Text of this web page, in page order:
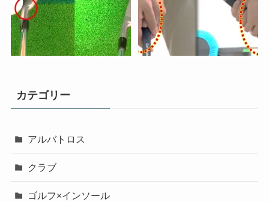
カテゴリー
アルバトロス
クラブ
ゴルフ×インソール